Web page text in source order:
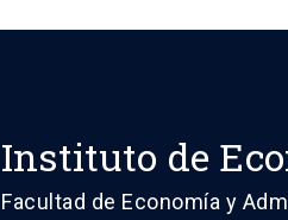
Instituto de
Facultad de Economía y